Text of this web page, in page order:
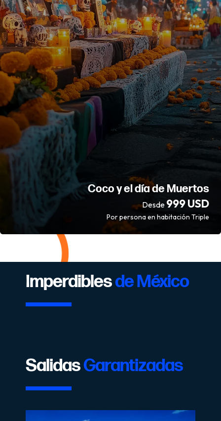
Coco y el día de Muertos
Desde 999 USD
Por persona en habitación Triple
Imperdiblesde México
SalidasGarantizadas